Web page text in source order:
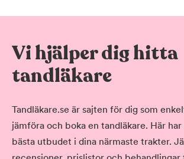
Vi hjälper dig hitta
tandläkare
Tandläkare.se är sajten för dig som
jämföra och boka en tandläkare. Här
bästa utbudet i dina närmaste trakter.